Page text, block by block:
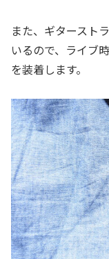
また、ギタースト
いるので、ライブ
を装着します。